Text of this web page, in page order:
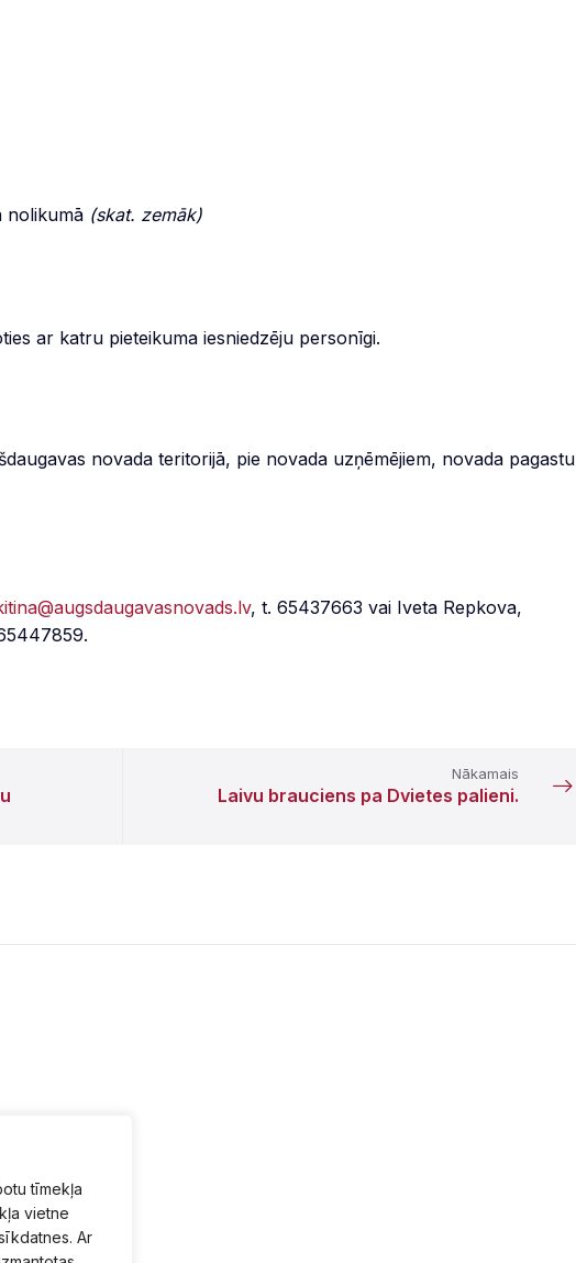
tīmekļa
vietne
Ar
nolikumā (skat. zemāk)
ar katru pieteikuma iesniedzēju personīgi.
novada teritorijā, pie novada uzņēmējiem, novada pagastu
, t. 65437663 vai Iveta Repkova,
Nākamais
Laivu brauciens pa Dvietes palieni.